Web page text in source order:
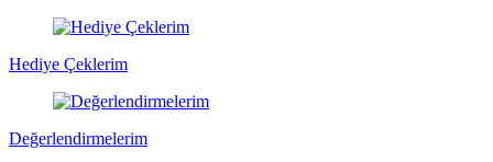
Hediye Çeklerim
Değerlendirmelerim